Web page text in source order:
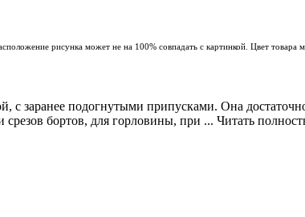
рисунка может не на 100% совпадать с картинкой. Цвет товара
с заранее подогнутыми припусками. Она
срезов бортов, для горловины, при ... Читать